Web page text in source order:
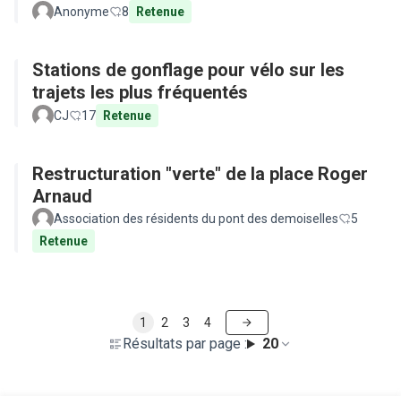
Anonyme 8 Retenue
Stations de gonflage pour vélo sur les
trajets les plus fréquentés
CJ 17 Retenue
Restructuration "verte" de la place Roger
Arnaud
Association des résidents du pont des demoiselles
5
Retenue
Résultats par page : 20
1 2 3 4